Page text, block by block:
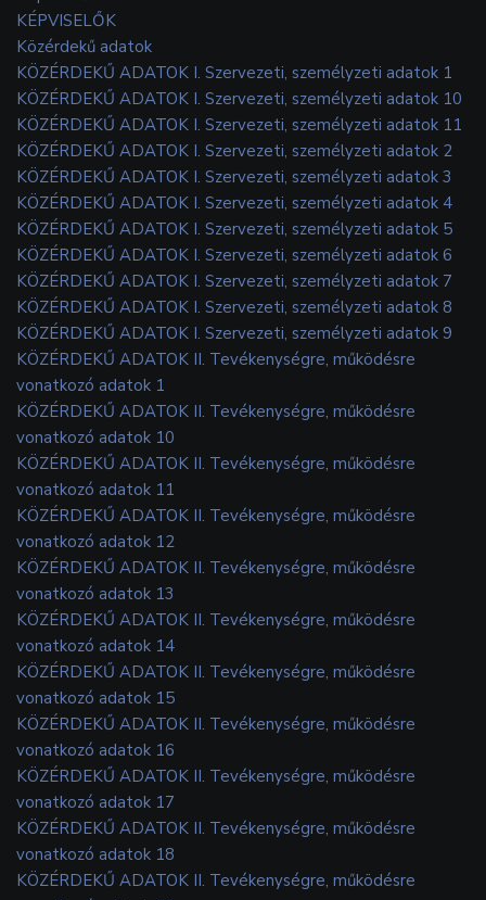
KÉPVISELŐK
Közérdekű adatok
KÖZÉRDEKŰ ADATOK I. Szervezeti, személyzeti adatok 1
KÖZÉRDEKŰ ADATOK I. Szervezeti, személyzeti adatok 10
KÖZÉRDEKŰ ADATOK I. Szervezeti, személyzeti adatok 11
KÖZÉRDEKŰ ADATOK I. Szervezeti, személyzeti adatok 2
KÖZÉRDEKŰ ADATOK I. Szervezeti, személyzeti adatok 3
KÖZÉRDEKŰ ADATOK I. Szervezeti, személyzeti adatok 4
KÖZÉRDEKŰ ADATOK I. Szervezeti, személyzeti adatok 5
KÖZÉRDEKŰ ADATOK I. Szervezeti, személyzeti adatok 6
KÖZÉRDEKŰ ADATOK I. Szervezeti, személyzeti adatok 7
KÖZÉRDEKŰ ADATOK I. Szervezeti, személyzeti adatok 8
KÖZÉRDEKŰ ADATOK I. Szervezeti, személyzeti adatok 9
KÖZÉRDEKŰ ADATOK II. Tevékenységre, működésre
vonatkozó adatok 1
KÖZÉRDEKŰ ADATOK II. Tevékenységre, működésre
vonatkozó adatok 10
KÖZÉRDEKŰ ADATOK II. Tevékenységre, működésre
vonatkozó adatok 11
KÖZÉRDEKŰ ADATOK II. Tevékenységre, működésre
vonatkozó adatok 12
KÖZÉRDEKŰ ADATOK II. Tevékenységre, működésre
vonatkozó adatok 13
KÖZÉRDEKŰ ADATOK II. Tevékenységre, működésre
vonatkozó adatok 14
KÖZÉRDEKŰ ADATOK II. Tevékenységre, működésre
vonatkozó adatok 15
KÖZÉRDEKŰ ADATOK II. Tevékenységre, működésre
vonatkozó adatok 16
KÖZÉRDEKŰ ADATOK II. Tevékenységre, működésre
vonatkozó adatok 17
KÖZÉRDEKŰ ADATOK II. Tevékenységre, működésre
vonatkozó adatok 18
KÖZÉRDEKŰ ADATOK II. Tevékenységre, működésre